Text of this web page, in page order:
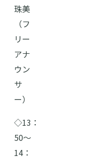
珠美
（フ
リー
アナ
ウン
サ
ー）
◇13：
50～
14：